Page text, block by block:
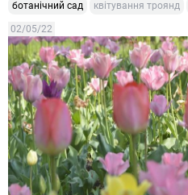
ботанічний сад квітування троянд
02/05/22